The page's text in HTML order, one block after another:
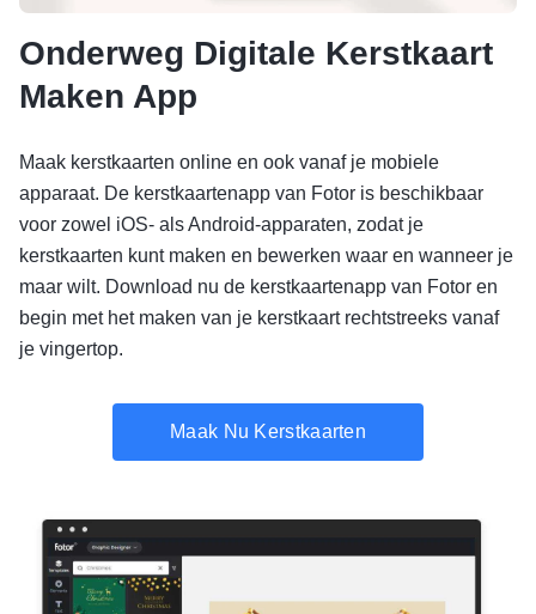
Onderweg Digitale Kerstkaart
Maken App
Maak kerstkaarten online en ook vanaf je mobiele
apparaat. De kerstkaartenapp van Fotor is beschikbaar
voor zowel iOS- als Android-apparaten, zodat je
kerstkaarten kunt maken en bewerken waar en wanneer je
maar wilt. Download nu de kerstkaartenapp van Fotor en
begin met het maken van je kerstkaart rechtstreeks vanaf
je vingertop.
Maak Nu Kerstkaarten